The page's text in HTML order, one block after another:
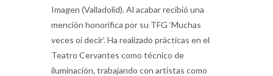
Imagen (Valladolid). Al acabar recibió una
mención honorífica por su TFG ‘Muchas
veces oí decir’. Ha realizado prácticas en el
Teatro Cervantes como técnico de
iluminación, trabajando con artistas como